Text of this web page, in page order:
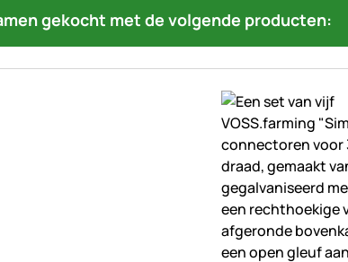
gekocht met de volgende producten: